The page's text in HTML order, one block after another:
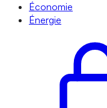
Économie
Énergie